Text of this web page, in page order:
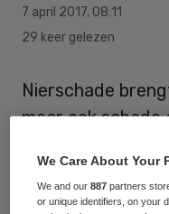
7 april 2017, 08:11
29 keer gelezen
Nierschade
maar ook
(vergelijkbaar
We Care About Your
We and our887 partners
or unique identifiers, on your